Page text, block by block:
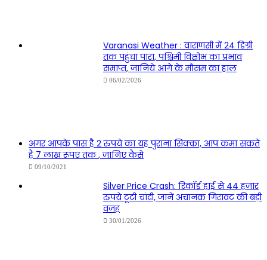
Varanasi Weather : वाराणसी में 24 डिग्री
तक पहुंचा पारा, पश्चिमी विक्षोभ का प्रभाव
समाप्त, जानिये आगे के मौसम का हाल
06/02/2026
अगर आपके पास है 2 रुपये का यह पुराना सिक्का, आप कमा सकते
है 7 लाख रूपए तक , जानिए कैसे
09/10/2021
Silver Price Crash: रिकॉर्ड हाई से 44 हजार
रुपये टूटी चांदी, जानें अचानक गिरावट की बड़ी
वजह
30/01/2026